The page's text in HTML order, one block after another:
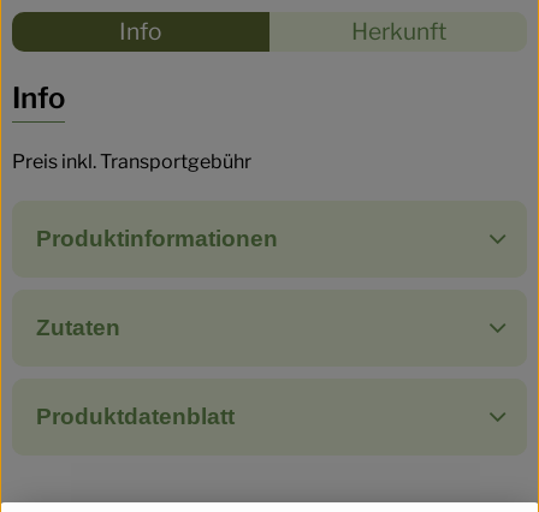
Rezepte
Info Herkunft
Info
Preis inkl. Transportgebühr
Produktinformationen
Zutaten
Produktdatenblatt